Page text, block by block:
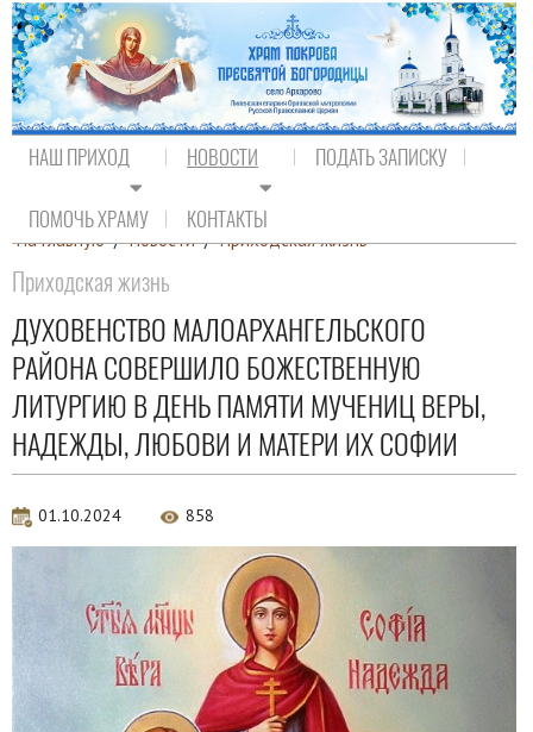
НАШ ПРИХОД НОВОСТИ ПОДАТЬ ЗАПИСКУ
ПОМОЧЬ ХРАМУ КОНТАКТЫ
На главную / Новости / Приходская жизнь
Приходская жизнь
ДУХОВЕНСТВО МАЛОАРХАНГЕЛЬСКОГО
РАЙОНА СОВЕРШИЛО БОЖЕСТВЕННУЮ
ЛИТУРГИЮ В ДЕНЬ ПАМЯТИ МУЧЕНИЦ ВЕРЫ,
НАДЕЖДЫ, ЛЮБОВИ И МАТЕРИ ИХ СОФИИ
01.10.2024 858